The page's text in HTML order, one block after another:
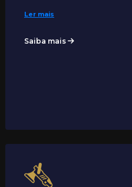
Ler mais
Saiba mais